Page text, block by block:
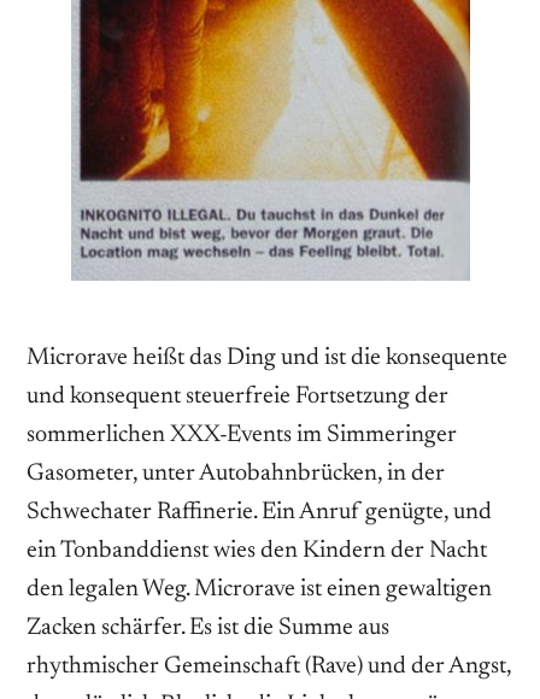
Microrave heißt das Ding und ist die konsequente
und konsequent steuerfreie Fortsetzung der
sommerlichen XXX-Events im Simmeringer
Gasometer, unter Autobahnbrücken, in der
Schwechater Raffinerie. Ein Anruf genügte, und
ein Tonbanddienst wies den Kindern der Nacht
den legalen Weg. Microrave ist einen gewaltigen
Zacken schärfer. Es ist die Summe aus
rhythmischer Gemeinschaft (Rave) und der Angst,